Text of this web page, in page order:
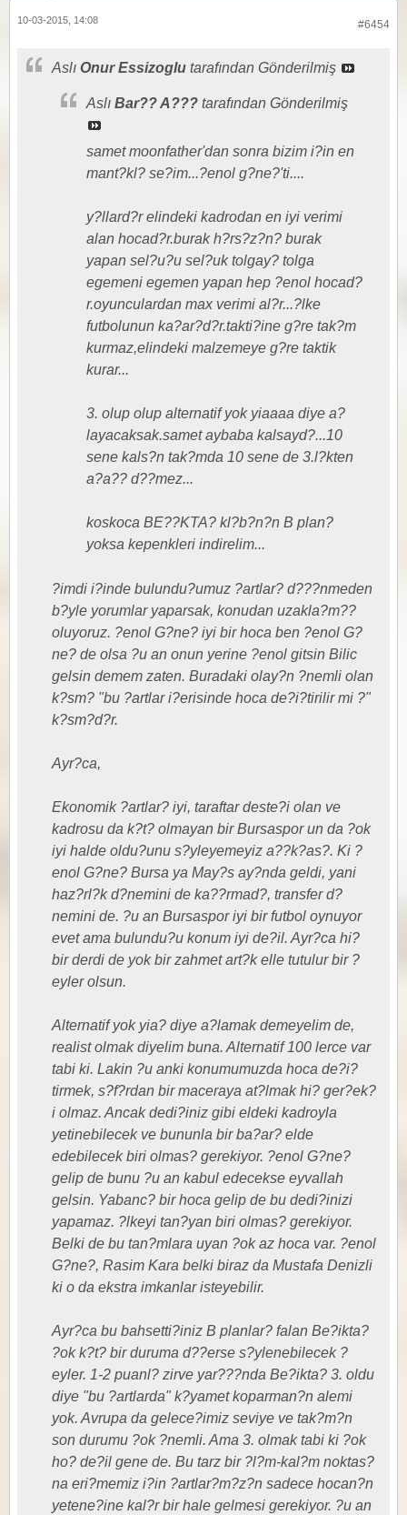
#6454
10-03-2015, 14:08
Aslı Onur Essizoglu tarafından Gönderilmiş
Aslı Bar?? A??? tarafından Gönderilmiş
samet moonfather'dan sonra bizim i?in en
mant?kl? se?im...?enol g?ne?'ti....
y?llard?r elindeki kadrodan en iyi verimi
alan hocad?r.burak h?rs?z?n? burak
yapan sel?u?u sel?uk tolgay? tolga
egemeni egemen yapan hep ?enol hocad?
r.oyunculardan max verimi al?r...?lke
futbolunun ka?ar?d?r.takti?ine g?re tak?m
kurmaz,elindeki malzemeye g?re taktik
kurar...
3. olup olup alternatif yok yiaaaa diye a?
layacaksak.samet aybaba kalsayd?...10
sene kals?n tak?mda 10 sene de 3.l?kten
a?a?? d??mez...
koskoca BE??KTA? kl?b?n?n B plan?
yoksa kepenkleri indirelim...
?imdi i?inde bulundu?umuz ?artlar? d???nmeden
b?yle yorumlar yaparsak, konudan uzakla?m??
oluyoruz. ?enol G?ne? iyi bir hoca ben ?enol G?
ne? de olsa ?u an onun yerine ?enol gitsin Bilic
gelsin demem zaten. Buradaki olay?n ?nemli olan
k?sm? "bu ?artlar i?erisinde hoca de?i?tirilir mi ?"
k?sm?d?r.
Ayr?ca,
Ekonomik ?artlar? iyi, taraftar deste?i olan ve
kadrosu da k?t? olmayan bir Bursaspor un da ?ok
iyi halde oldu?unu s?yleyemeyiz a??k?as?. Ki ?
enol G?ne? Bursa ya May?s ay?nda geldi, yani
haz?rl?k d?nemini de ka??rmad?, transfer d?
nemini de. ?u an Bursaspor iyi bir futbol oynuyor
evet ama bulundu?u konum iyi de?il. Ayr?ca hi?
bir derdi de yok bir zahmet art?k elle tutulur bir ?
eyler olsun.
Alternatif yok yia? diye a?lamak demeyelim de,
realist olmak diyelim buna. Alternatif 100 lerce var
tabi ki. Lakin ?u anki konumumuzda hoca de?i?
tirmek, s?f?rdan bir maceraya at?lmak hi? ger?ek?
i olmaz. Ancak dedi?iniz gibi eldeki kadroyla
yetinebilecek ve bununla bir ba?ar? elde
edebilecek biri olmas? gerekiyor. ?enol G?ne?
gelip de bunu ?u an kabul edecekse eyvallah
gelsin. Yabanc? bir hoca gelip de bu dedi?inizi
yapamaz. ?lkeyi tan?yan biri olmas? gerekiyor.
Belki de bu tan?mlara uyan ?ok az hoca var. ?enol
G?ne?, Rasim Kara belki biraz da Mustafa Denizli
ki o da ekstra imkanlar isteyebilir.
Ayr?ca bu bahsetti?iniz B planlar? falan Be?ikta?
?ok k?t? bir duruma d??erse s?ylenebilecek ?
eyler. 1-2 puanl? zirve yar???nda Be?ikta? 3. oldu
diye "bu ?artlarda" k?yamet koparman?n alemi
yok. Avrupa da gelece?imiz seviye ve tak?m?n
son durumu ?ok ?nemli. Ama 3. olmak tabi ki ?ok
ho? de?il gene de. Bu tarz bir ?l?m-kal?m noktas?
na eri?memiz i?in ?artlar?m?z?n sadece hocan?n
yetene?ine kal?r bir hale gelmesi gerekiyor. ?u an